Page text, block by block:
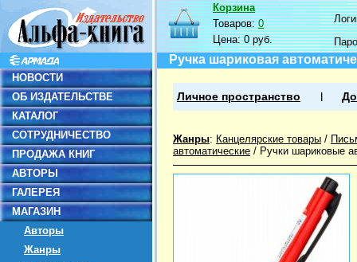
НОВОСТИ
ОБ ИЗДАТЕЛЬСТВЕ
КАТАЛОГ
СОТРУДНИЧЕСТВО
ПРОДАЖА КНИГ
АВТОРЫ
ГАЛЕРЕЯ
МАГАЗИН
Авторы
Жанры
Корзина
Товаров:0
Цена:0 руб.
Ручка шариковая
Личное пространство
Жанры: Канцелярские товары /
автоматические / Ручки шариковые